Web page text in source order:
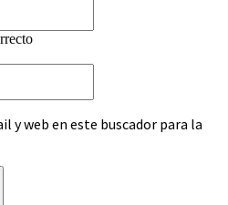
y web en este buscador para la